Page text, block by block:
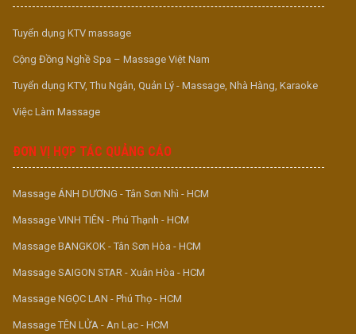
Tuyển dụng KTV massage
Cộng Đồng Nghề Spa – Massage Việt Nam
Tuyển dụng KTV, Thu Ngân, Quản Lý - Massage, Nhà Hàng, Karaoke
Việc Làm Massage
ĐƠN VỊ HỢP TÁC QUẢNG CÁO
Massage ÁNH DƯƠNG - Tân Sơn Nhì - HCM
Massage VINH TIÊN - Phú Thạnh - HCM
Massage BANGKOK - Tân Sơn Hòa - HCM
Massage SAIGON STAR - Xuân Hòa - HCM
Massage NGỌC LAN - Phú Thọ - HCM
Massage TÊN LỬA - An Lạc - HCM